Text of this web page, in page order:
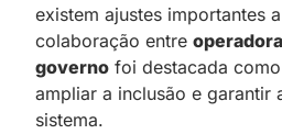
existem ajustes importantes
colaboração entre
governo foi destacada
ampliar a inclusão e garantir
sistema.